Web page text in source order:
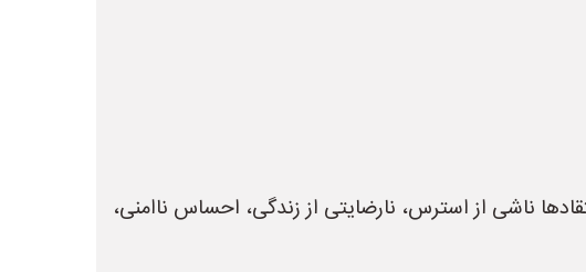
ناشی از استرس، نارضایتی از زندگی، احساس ناامنی،